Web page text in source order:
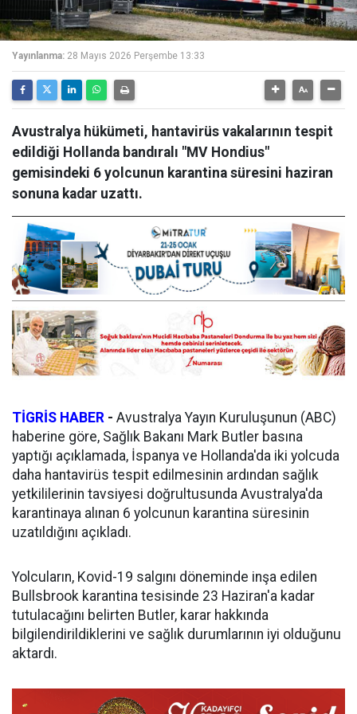
Yayınlanma: 28 Mayıs 2026 Perşembe 13:33
Avustralya hükümeti, hantavirüs vakalarının tespit
edildiği Hollanda bandıralı "MV Hondius"
gemisindeki 6 yolcunun karantina süresini haziran
sonuna kadar uzattı.
TİGRİS HABER - Avustralya Yayın Kuruluşunun (ABC)
haberine göre, Sağlık Bakanı Mark Butler basına
yaptığı açıklamada, İspanya ve Hollanda'da iki yolcuda
daha hantavirüs tespit edilmesinin ardından sağlık
yetkililerinin tavsiyesi doğrultusunda Avustralya'da
karantinaya alınan 6 yolcunun karantina süresinin
uzatıldığını açıkladı.
Yolcuların, Kovid-19 salgını döneminde inşa edilen
Bullsbrook karantina tesisinde 23 Haziran'a kadar
tutulacağını belirten Butler, karar hakkında
bilgilendirildiklerini ve sağlık durumlarının iyi olduğunu
aktardı.